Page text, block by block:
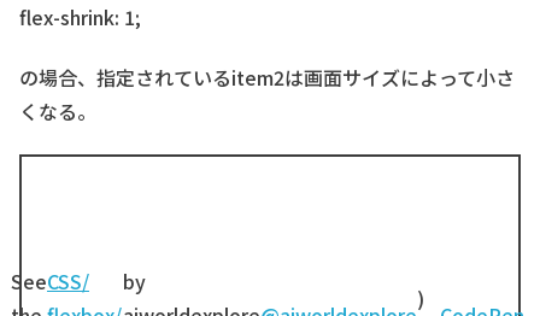
flex-shrink: 1;
の場合、指定されているitem2は画面サイズによって小さ
くなる。
SeeCSS/
by
)